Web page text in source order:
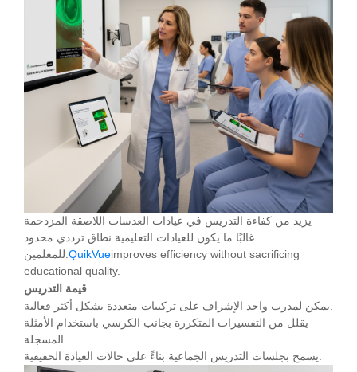
يزيد من كفاءة التدريس في عيادات العدسات اللاصقة المزدحمة
غالبًا ما يكون للعيادات التعليمية نطاق ترددي محدود
QuikVueimproves efficiency without sacrificing
educational quality.
قيمة التدريس
يقلل من التفسيرات المتكررة بجانب الكرسي باستخدام الأمثلة